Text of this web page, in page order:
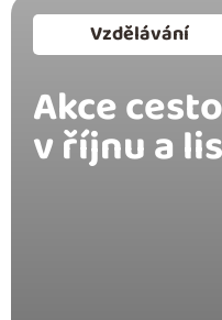
Vzdělávání
Akce
v říjnu a